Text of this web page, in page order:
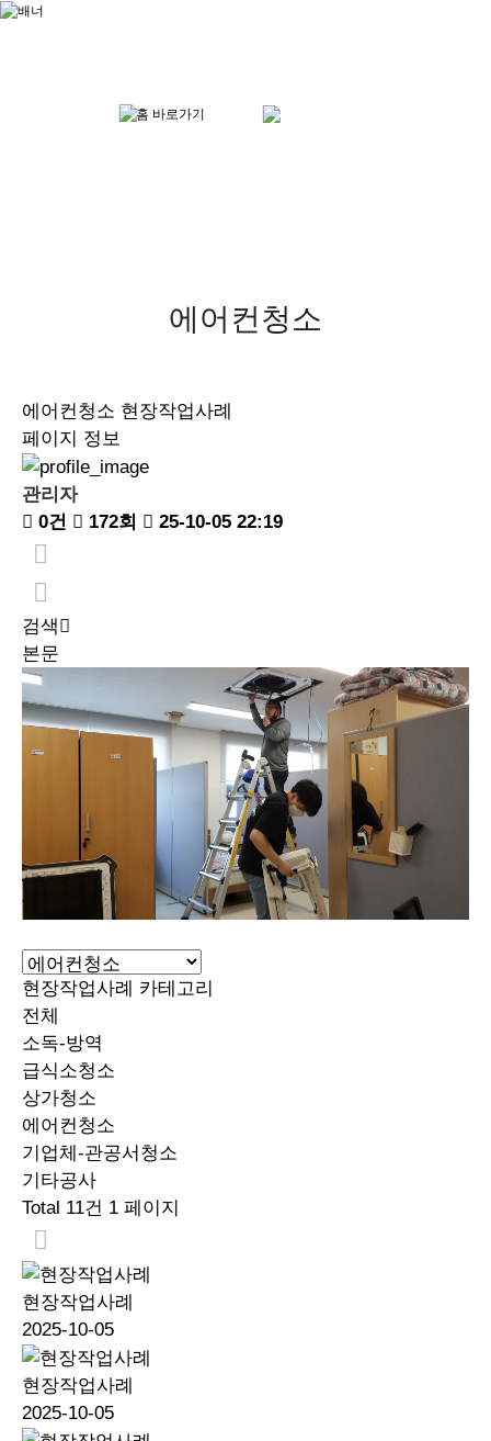
현장작업사례
에어컨청소
에어컨청소 현장작업사례
페이지 정보
관리자
0건
172회 25-10-05 22:19
검색
본문
현장작업사례 카테고리
전체
소독-방역
급식소청소
상가청소
에어컨청소
기업체-관공서청소
기타공사
Total 11건 1 페이지
현장작업사례
2025-10-05
현장작업사례
2025-10-05